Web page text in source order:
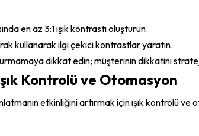
en az 3:1 ışık kontrastı oluşturun.
kullanarak ilgi çekici kontrastlar yaratın.
dikkat edin; müşterinin dikkatini
Kontrolü ve Otomasyon
etkinliğini artırmak için ışık kontrolü